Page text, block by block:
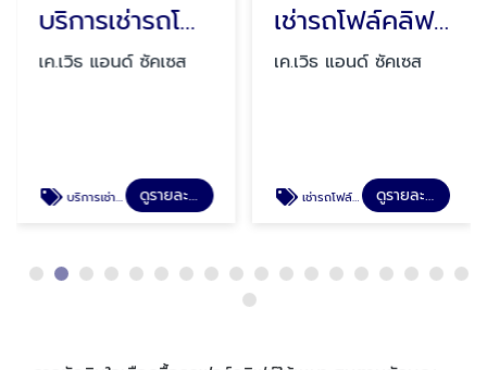
บริการเช่ารถโฟล์คลิฟท์
เค.เวิธ แอนด์ ซัคเซส
บริการเช่ารถโฟล์คลิฟท์ ดูรายละเอียด
เช่ารถโฟล์คลิฟท์ไฟฟ้า
เค.เวิธ แอนด์ ซัคเซส
เช่ารถโฟล์คลิฟท์ไฟฟ้า ดูรายละเอียด